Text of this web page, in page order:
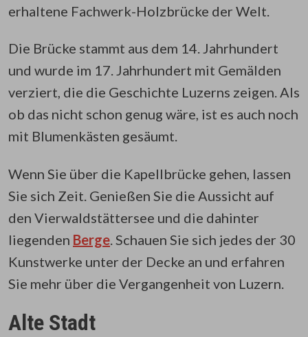
erhaltene Fachwerk-Holzbrücke der Welt.
Die Brücke stammt aus dem 14. Jahrhundert
und wurde im 17. Jahrhundert mit Gemälden
verziert, die die Geschichte Luzerns zeigen. Als
ob das nicht schon genug wäre, ist es auch noch
mit Blumenkästen gesäumt.
Wenn Sie über die Kapellbrücke gehen, lassen
Sie sich Zeit. Genießen Sie die Aussicht auf
den Vierwaldstättersee und die dahinter
liegenden Berge . Schauen Sie sich jedes der 30
Kunstwerke unter der Decke an und erfahren
Sie mehr über die Vergangenheit von Luzern.
Alte Stadt